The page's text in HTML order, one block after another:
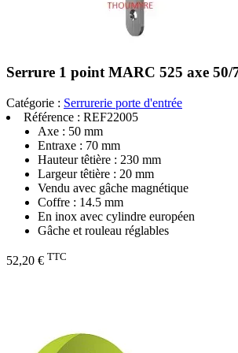
Serrure 1 point MARC 525 axe 50/
Catégorie : Serrurerie porte d'entrée
Référence : REF22005
Axe : 50 mm
Entraxe : 70 mm
Hauteur têtière : 230 mm
Largeur têtière : 20 mm
Vendu avec gâche magnétique
Coffre : 14.5 mm
En inox avec cylindre européen
Gâche et rouleau réglables
52,20 € TTC